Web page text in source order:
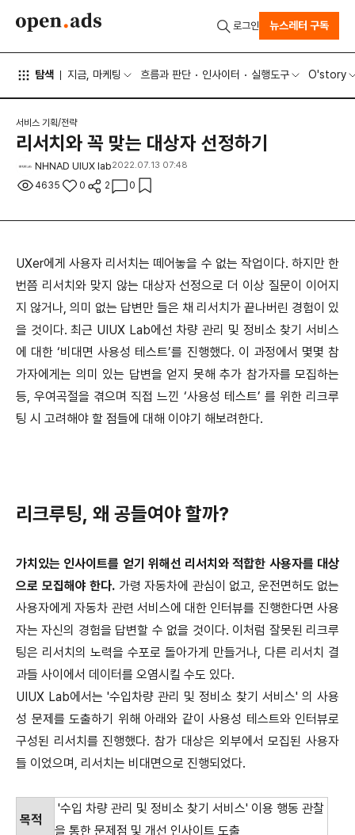
탐색 지금, 마케팅 흐름과 판단 인사이터 실행도구 O'story
로그인 뉴스레터 구독
서비스 기획/전략
리서치와 꼭 맞는 대상자 선정하기
NHNAD UIUX lab2022.07.13 07:48
4635 0 2 0
UXer에게 사용자 리서치는 떼어놓을 수 없는 작업이다. 하지만 한
번쯤 리서치와 맞지 않는 대상자 선정으로 더 이상 질문이 이어지
지 않거나, 의미 없는 답변만 들은 채 리서치가 끝나버린 경험이 있
을 것이다. 최근 UIUX Lab에선 차량 관리 및 정비소 찾기 서비스
에 대한 ‘비대면 사용성 테스트’를 진행했다. 이 과정에서 몇몇 참
가자에게는 의미 있는 답변을 얻지 못해 추가 참가자를 모집하는
등, 우여곡절을 겪으며 직접 느낀 ‘사용성 테스트’ 를 위한 리크루
팅 시 고려해야 할 점들에 대해 이야기 해보려한다.
리크루팅, 왜 공들여야 할까?
가치있는 인사이트를 얻기 위해선 리서치와 적합한 사용자를 대상
으로 모집해야 한다. 가령 자동차에 관심이 없고, 운전면허도 없는
사용자에게 자동차 관련 서비스에 대한 인터뷰를 진행한다면 사용
자는 자신의 경험을 답변할 수 없을 것이다. 이처럼 잘못된 리크루
팅은 리서치의 노력을 수포로 돌아가게 만들거나, 다른 리서치 결
과들 사이에서 데이터를 오염시킬 수도 있다.
UIUX Lab에서는 '수입차량 관리 및 정비소 찾기 서비스' 의 사용
성 문제를 도출하기 위해 아래와 같이 사용성 테스트와 인터뷰로
구성된 리서치를 진행했다. 참가 대상은 외부에서 모집된 사용자
들 이었으며, 리서치는 비대면으로 진행되었다.
목적
'수입 차량 관리 및 정비소 찾기 서비스' 이용 행동 관찰
을 통한 문제점 및 개선 인사이트 도출